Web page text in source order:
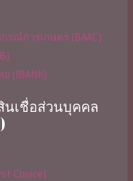
รณ์การเกษตร (BAAC)
(IBANK)
นเชื่อส่วนบุคคล
Choice)